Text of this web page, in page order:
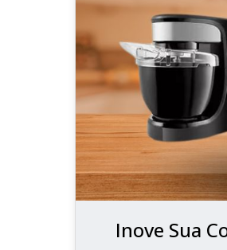
Inove Sua